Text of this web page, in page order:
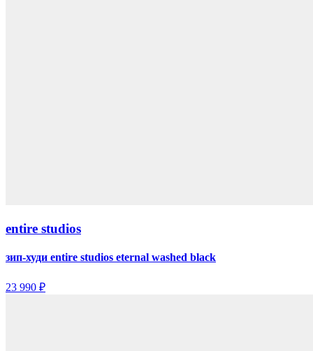
entire studios
зип-худи entire studios eternal washed black
23 990 ₽